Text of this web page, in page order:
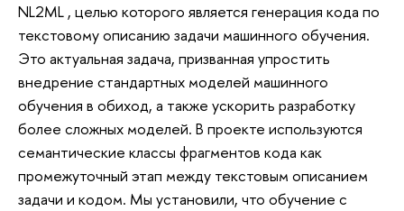
NL2ML , целью которого является генерация кода по
текстовому описанию задачи машинного обучения.
Это актуальная задача, призванная упростить
внедрение стандартных моделей машинного
обучения в обиход, а также ускорить разработку
более сложных моделей. В проекте используются
семантические классы фрагментов кода как
промежуточный этап между текстовым описанием
задачи и кодом. Мы установили, что обучение с